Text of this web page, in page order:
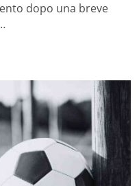
dopo una breve